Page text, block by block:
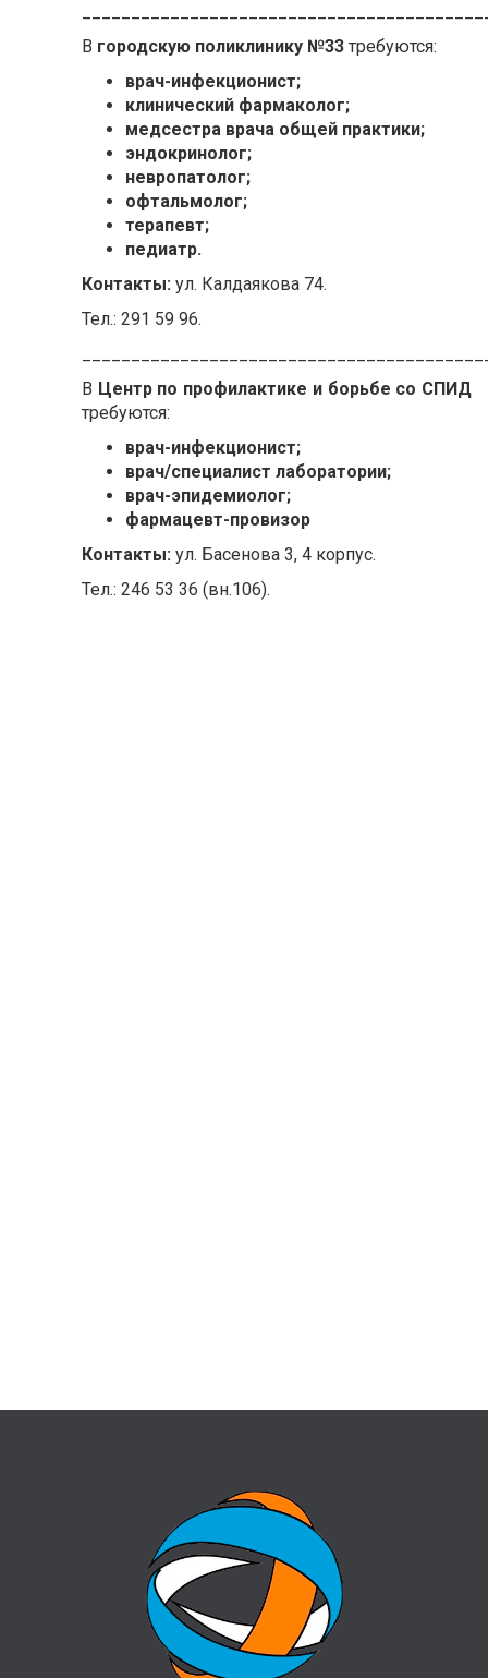
В городскую поликлинику №33 требуются:
врач-инфекционист;
клинический фармаколог;
медсестра врача общей практики;
эндокринолог;
невропатолог;
офтальмолог;
терапевт;
педиатр.
Контакты: ул. Калдаякова 74.
Тел.: 291 59 96.
В Центр по профилактике и борьбе со СПИД
требуются:
врач-инфекционист;
врач/специалист лаборатории;
врач-эпидемиолог;
фармацевт-провизор
Контакты: ул. Басенова 3, 4 корпус.
Тел.: 246 53 36 (вн.106).